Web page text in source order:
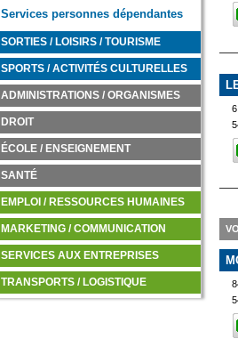
Services personnes dépendantes
SORTIES / LOISIRS / TOURISME
SPORTS / ACTIVITÉS CULTURELLES
ADMINISTRATIONS / ORGANISMES
DROIT
ÉCOLE / ENSEIGNEMENT
SANTÉ
EMPLOI / RESSOURCES HUMAINES
MARKETING / COMMUNICATION
SERVICES AUX ENTREPRISES
TRANSPORTS / LOGISTIQUE